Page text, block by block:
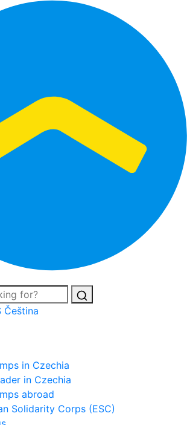
Čeština
in Czechia
in Czechia
abroad
Solidarity Corps (ESC)